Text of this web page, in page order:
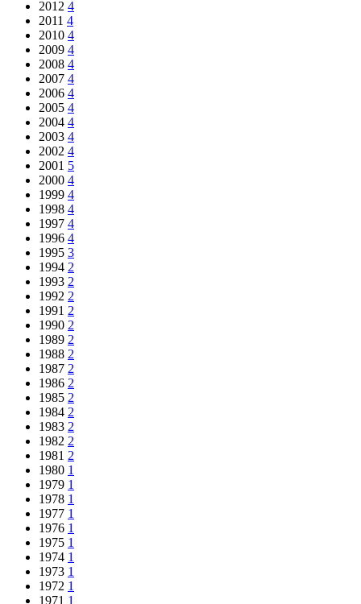
2012 4
2011 4
2010 4
2009 4
2008 4
2007 4
2006 4
2005 4
2004 4
2003 4
2002 4
2001 5
2000 4
1999 4
1998 4
1997 4
1996 4
1995 3
1994 2
1993 2
1992 2
1991 2
1990 2
1989 2
1988 2
1987 2
1986 2
1985 2
1984 2
1983 2
1982 2
1981 2
1980 1
1979 1
1978 1
1977 1
1976 1
1975 1
1974 1
1973 1
1972 1
1971 1